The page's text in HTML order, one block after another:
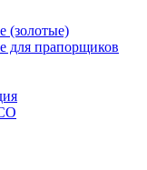
(золотые)
для прапорщиков